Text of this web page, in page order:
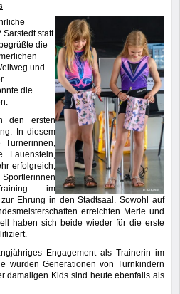
Sarstedt statt.
die
und
die
den ersten
In diesem
Lauenstein,
erfolgreich,
im
Ehrung in den Stadtsaal. Sowohl auf
erreichten Merle und
haben sich beide wieder für die erste
Engagement als Trainerin im
wurden Generationen von Turnkindern
damaligen Kids sind heute ebenfalls als